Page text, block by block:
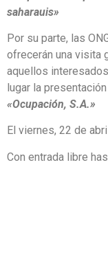
saharauis»
Por su parte, las
ofrecerán una visita
aquellos
lugar la
«Ocupación, S.A.»
El viernes, 22 de
Con entrada libre